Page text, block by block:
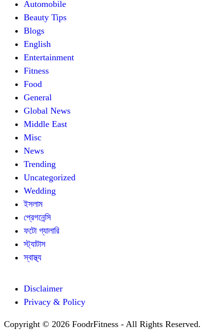
Automobile
Beauty Tips
Blogs
English
Entertainment
Fitness
Food
General
Global News
Middle East
Misc
News
Trending
Uncategorized
Wedding
ইসলাম
প্রেগনেন্সি
ফটো গ্যালারি
স্ট্যাটাস
স্বাস্থ্য
Disclaimer
Privacy & Policy
Copyright © 2026 FoodrFitness - All Rights Reserved.